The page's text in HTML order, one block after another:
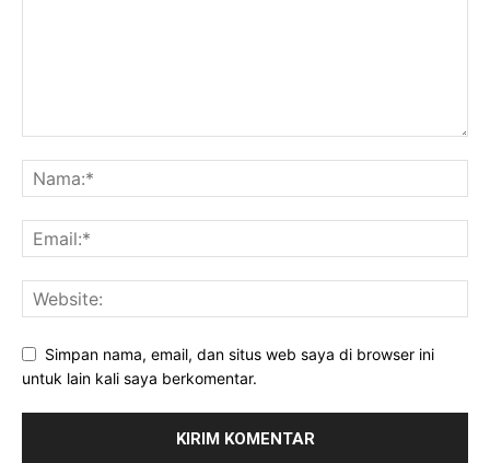
Simpan nama, email, dan situs web saya di browser ini
untuk lain kali saya berkomentar.